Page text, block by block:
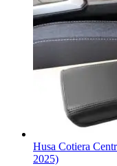
Husa Cotiera
2025)